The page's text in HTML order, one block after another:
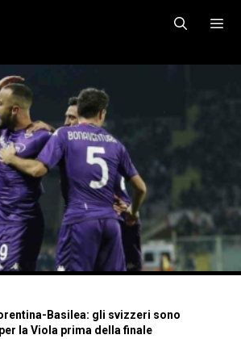
Basilea: gli svizzeri sono
la Viola prima della finale